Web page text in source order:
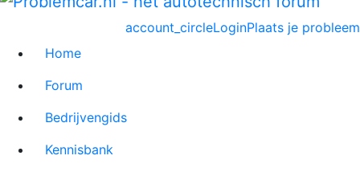
Plaats je probleem
account_circleLogin
Home
Forum
Bedrijvengids
Kennisbank